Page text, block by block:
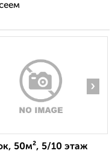
›
50м², 5/10 этаж